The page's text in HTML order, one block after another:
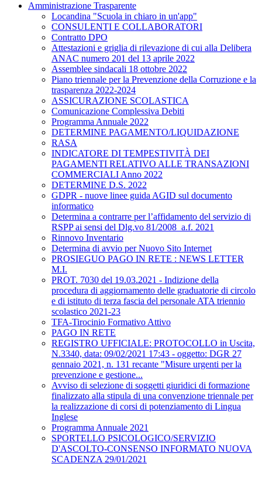
Amministrazione Trasparente
Locandina "Scuola in chiaro in un'app"
CONSULENTI E COLLABORATORI
Contratto DPO
Attestazioni e griglia di rilevazione di cui alla Delibera
ANAC numero 201 del 13 aprile 2022
Assemblee sindacali 18 ottobre 2022
Piano triennale per la Prevenzione della Corruzione e la
trasparenza 2022-2024
ASSICURAZIONE SCOLASTICA
Comunicazione Complessiva Debiti
Programma Annuale 2022
DETERMINE PAGAMENTO/LIQUIDAZIONE
RASA
INDICATORE DI TEMPESTIVITÀ DEI
PAGAMENTI RELATIVO ALLE TRANSAZIONI
COMMERCIALI Anno 2022
DETERMINE D.S. 2022
GDPR - nuove linee guida AGID sul documento
informatico
Determina a contrarre per l’affidamento del servizio di
RSPP ai sensi del Dlg.vo 81/2008_a.f. 2021
Rinnovo Inventario
Determina di avvio per Nuovo Sito Internet
PROSIEGUO PAGO IN RETE : NEWS LETTER
M.I.
PROT. 7030 del 19.03.2021 - Indizione della
procedura di aggiornamento delle graduatorie di circolo
e di istituto di terza fascia del personale ATA triennio
scolastico 2021-23
TFA-Tirocinio Formativo Attivo
PAGO IN RETE
REGISTRO UFFICIALE: PROTOCOLLO in Uscita,
N.3340, data: 09/02/2021 17:43 - oggetto: DGR 27
gennaio 2021, n. 131 recante "Misure urgenti per la
prevenzione e gestione...
Avviso di selezione di soggetti giuridici di formazione
finalizzato alla stipula di una convenzione triennale per
la realizzazione di corsi di potenziamento di Lingua
Inglese
Programma Annuale 2021
SPORTELLO PSICOLOGICO/SERVIZIO
D'ASCOLTO-CONSENSO INFORMATO NUOVA
SCADENZA 29/01/2021